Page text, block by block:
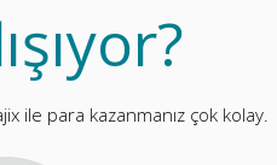
ile para kazanmanız çok kolay.